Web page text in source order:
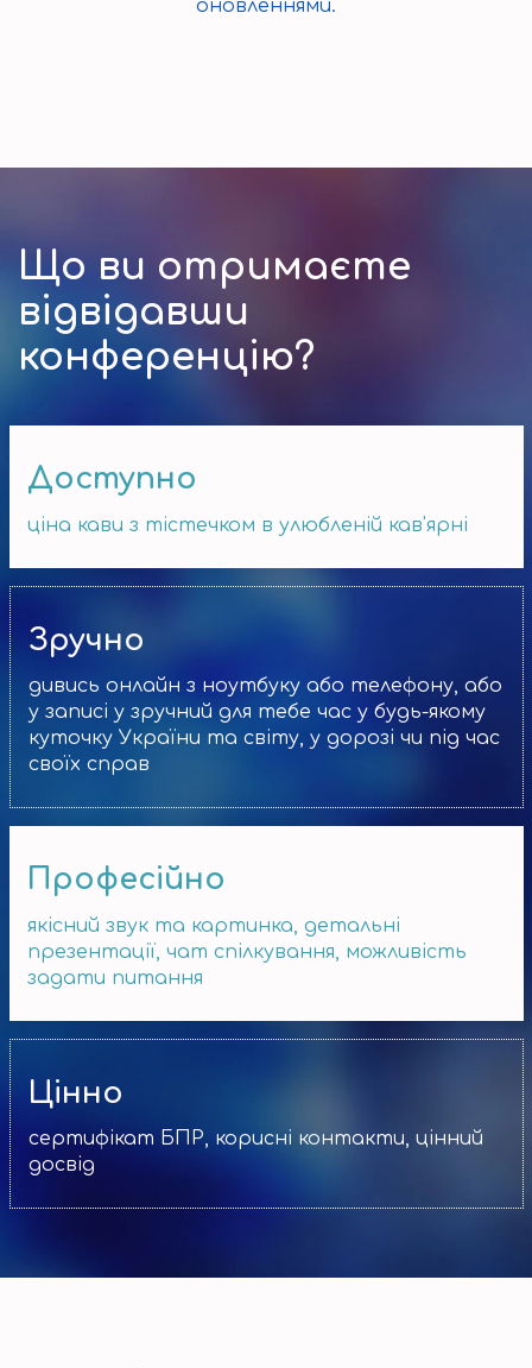
оновленнями.
Що ви отримаєте
відвідавши
конференцію?
Доступно
ціна кави з тістечком в улюбленій кав'ярні
Зручно
дивись онлайн з ноутбуку або телефону, або
у записі у зручний для тебе час у будь-якому
куточку України та світу, у дорозі чи під час
своїх справ
Професійно
якісний звук та картинка, детальні
презентації, чат спілкування, можливість
задати питання
Цінно
сертифікат БПР, корисні контакти, цінний
досвід